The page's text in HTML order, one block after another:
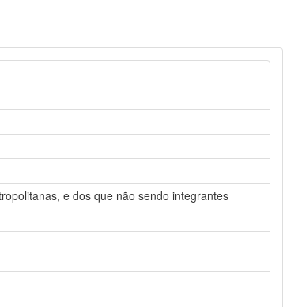
e dos que não sendo integrantes